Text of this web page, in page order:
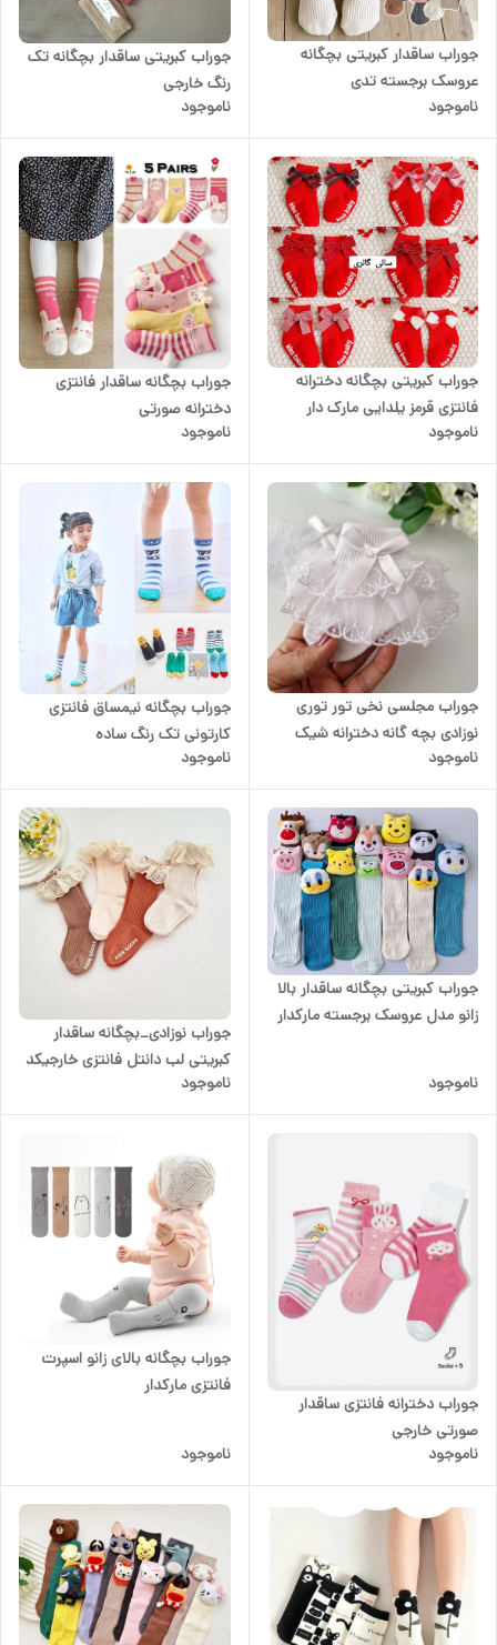
جوراب ساقدار کبریتی بچگانه
عروسک برجسته تدی
ناموجود
جوراب کبریتی ساقدار بچگانه تک
رنگ خارجی
ناموجود
جوراب کبریتی بچگانه دخترانه
فانتزی قرمز یلدایی مارک دار
وارداتی
ناموجود
جوراب بچگانه ساقدار فانتزی
دخترانه صورتی
ناموجود
جوراب مجلسی نخی تور توری
نوزادی بچه گانه دخترانه شیک
ناموجود
جوراب بچگانه نیمساق فانتزی
کارتونی تک رنگ ساده
ناموجود
جوراب کبریتی بچگانه ساقدار بالا
زانو مدل عروسک برجسته مارکدار
ناموجود
جوراب نوزادی_بچگانه ساقدار
کبریتی لب دانتل فانتزی خارجیکد
۱۰۱۱۴
ناموجود
جوراب دخترانه فانتزی ساقدار
صورتی خارجی
ناموجود
جوراب بچگانه بالای زانو اسپرت
فانتزی مارکدار
ناموجود